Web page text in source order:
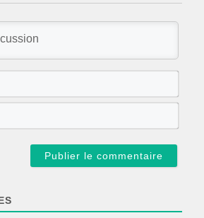
N
m
E